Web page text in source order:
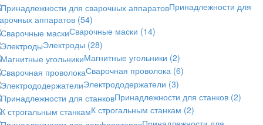
Принадлежности для
аппаратов (54)
Сварочные маски (14)
Электроды (28)
Магнитные угольники (2)
Сварочная проволока (6)
Электрододержатели (3)
Принадлежности для станков (2)
К строгальным станкам (2)